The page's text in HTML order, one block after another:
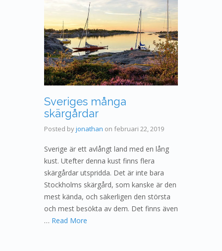
Sveriges många
skärgårdar
Posted byjonathan on februari 22, 2019
Sverige är ett avlångt land med en lång
kust. Utefter denna kust finns flera
skärgårdar utspridda. Det är inte bara
Stockholms skärgård, som kanske är den
mest kända, och säkerligen den största
och mest besökta av dem. Det finns även
… Read More